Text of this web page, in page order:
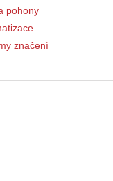
pohony
značení